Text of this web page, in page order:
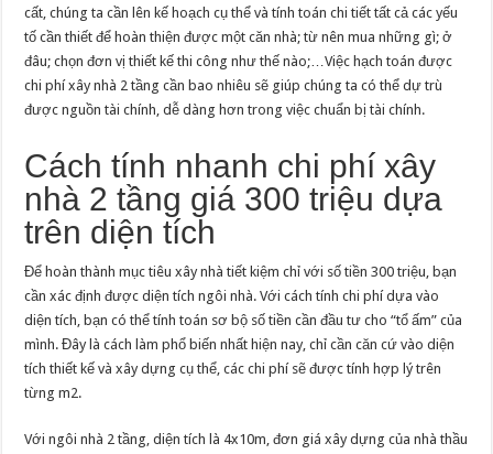
cất, chúng ta cần lên kế hoạch cụ thể và tính toán chi tiết tất cả các yếu
tố cần thiết để hoàn thiện được một căn nhà; từ nên mua những gì; ở
đâu; chọn đơn vị thiết kế thi công như thế nào;…Việc hạch toán được
chi phí xây nhà 2 tầng cần bao nhiêu sẽ giúp chúng ta có thể dự trù
được nguồn tài chính, dễ dàng hơn trong việc chuẩn bị tài chính.
Cách tính nhanh chi phí xây
nhà 2 tầng giá 300 triệu dựa
trên diện tích
Để hoàn thành mục tiêu xây nhà tiết kiệm chỉ với số tiền 300 triệu, bạn
cần xác định được diện tích ngôi nhà. Với cách tính chi phí dựa vào
diện tích, bạn có thể tính toán sơ bộ số tiền cần đầu tư cho “tổ ấm” của
mình. Đây là cách làm phổ biến nhất hiện nay, chỉ cần căn cứ vào diện
tích thiết kế và xây dựng cụ thể, các chi phí sẽ được tính hợp lý trên
từng m2.
Với ngôi nhà 2 tầng, diện tích là 4x10m, đơn giá xây dựng của nhà thầu